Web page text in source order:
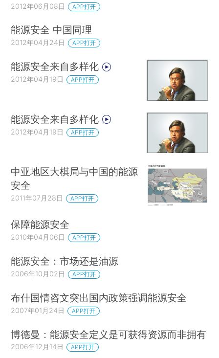
2012年06月08日 APP打开
能源安全 中国同理
2012年04月24日 APP打开
能源安全来自多样化
2012年04月19日 APP打开
能源安全来自多样化
2012年04月19日 APP打开
中亚地区大棋局与中国的能源
安全
2011年07月28日 APP打开
保障能源安全
2010年04月06日 APP打开
能源安全：市场还是油源
2006年10月02日 APP打开
布什国情咨文突出国内政策强调能源安全
2007年01月24日 APP打开
博德曼：能源安全定义是可获得资源而非拥有
2006年12月14日 APP打开